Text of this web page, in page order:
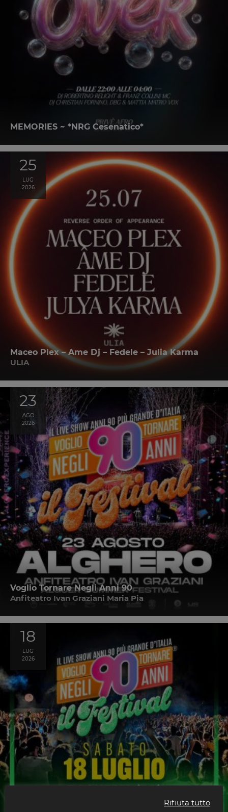
MEMORIES ~ *NRG Cesenatico*
25
LUG
2026
Maceo Plex – Ame Dj – Fedele – Julia Karma
ULIA
23
AGO
2026
Voglio Tornare Negli Anni 90
Anfiteatro Ivan Graziani Maria Pia
18
LUG
2026
Rifiuta tutto